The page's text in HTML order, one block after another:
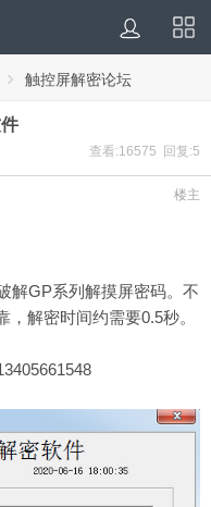
› 触控屏解密论坛
查看:16575 回复:5
楼主
GP系列解摸屏密码。不
解密时间约需要0.5秒。